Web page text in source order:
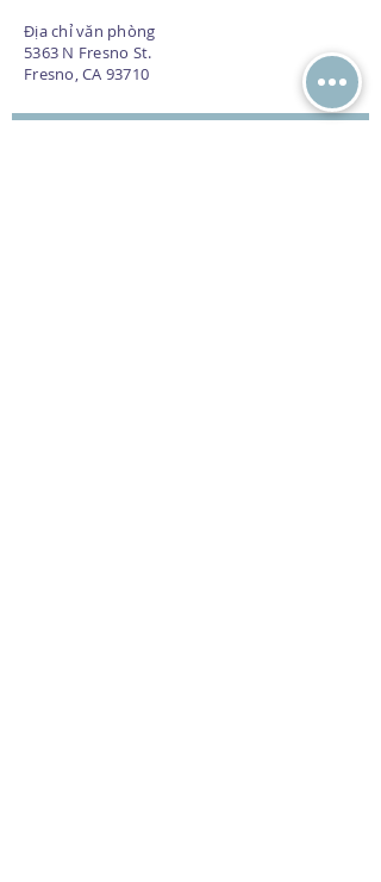
Địa chỉ văn phòng
5363 N Fresno St.
Fresno, CA 93710